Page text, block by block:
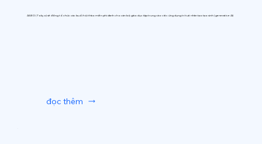
AIUEO (Tokyo) sẽ đồng tổ chức các buổi hội thảo miễn phí dành cho cán bộ giáo dục tập trung vào việc ứng dụng trí tuệ nhân tạo tạo sinh (generative AI)
đọc thêm